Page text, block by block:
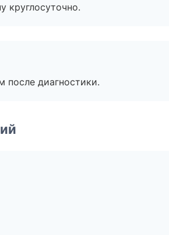
круглосуточно.
после диагностики.